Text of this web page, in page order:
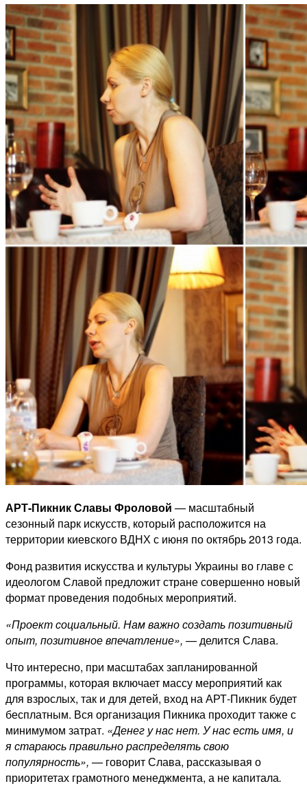
АРТ-Пикник Славы Фроловой — масштабный
сезонный парк искусств, который расположится на
территории киевского ВДНХ с июня по октябрь 2013 года.
Фонд развития искусства и культуры Украины во главе с
идеологом Славой предложит стране совершенно новый
формат проведения подобных мероприятий.
«Проект социальный. Нам важно создать позитивный
опыт, позитивное впечатление», — делится Слава.
Что интересно, при масштабах запланированной
программы, которая включает массу мероприятий как
для взрослых, так и для детей, вход на АРТ-Пикник будет
бесплатным. Вся организация Пикника проходит также с
минимумом затрат. «Денег у нас нет. У нас есть имя, и
я стараюсь правильно распределять свою
популярность», — говорит Слава, рассказывая о
приоритетах грамотного менеджмента, а не капитала.